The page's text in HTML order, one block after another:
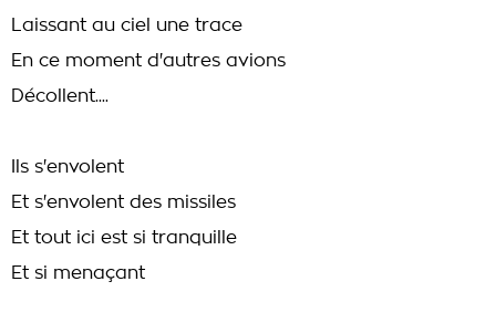
Laissant au ciel une trace
En ce moment d'autres avions
Décollent....
Ils s'envolent
Et s'envolent des missiles
Et tout ici est si tranquille
Et si menaçant